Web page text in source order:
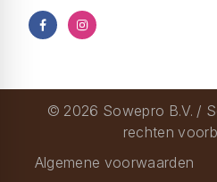
© 2026 Sowepro B.V. /
rechten
Algemene voorwaarden